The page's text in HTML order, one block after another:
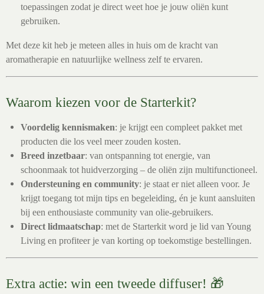
toepassingen zodat je direct weet hoe je jouw oliën kunt
gebruiken.
Met deze kit heb je meteen alles in huis om de kracht van
aromatherapie en natuurlijke wellness zelf te ervaren.
Waarom kiezen voor de Starterkit?
Voordelig kennismaken: je krijgt een compleet pakket met
producten die los veel meer zouden kosten.
Breed inzetbaar: van ontspanning tot energie, van
schoonmaak tot huidverzorging – de oliën zijn multifunctioneel.
Ondersteuning en community: je staat er niet alleen voor. Je
krijgt toegang tot mijn tips en begeleiding, én je kunt aansluiten
bij een enthousiaste community van olie-gebruikers.
Direct lidmaatschap: met de Starterkit word je lid van Young
Living en profiteer je van korting op toekomstige bestellingen.
Extra actie: win een tweede diffuser! 🎁